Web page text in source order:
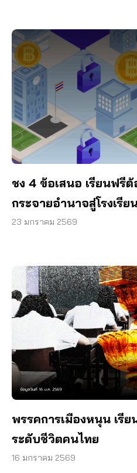
ชง 4 ข้อเสนอ เรียนฟรี
กระจายอำนาจสู่โรงเรีย
23 มกราคม 2569
พรรคการเมืองหนุน เรี
ระดับชีวิตคนไทย
16 มกราคม 2569